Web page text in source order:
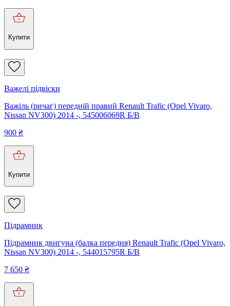
Купити
Важелі підвіски
Важіль (ричаг) передній правий Renault Trafic (Opel Vivaro,
Nissan NV300) 2014 -, 545006069R Б/В
900 ₴
Купити
Підрамник
Підрамник двигуна (балка передня) Renault Trafic (Opel Vivaro,
Nissan NV300) 2014 -, 544015795R Б/В
7 650 ₴